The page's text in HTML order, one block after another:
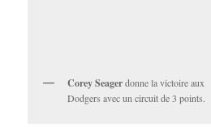
Corey Seagerdonne la victoire aux
Dodgers avec un circuit de 3 points.